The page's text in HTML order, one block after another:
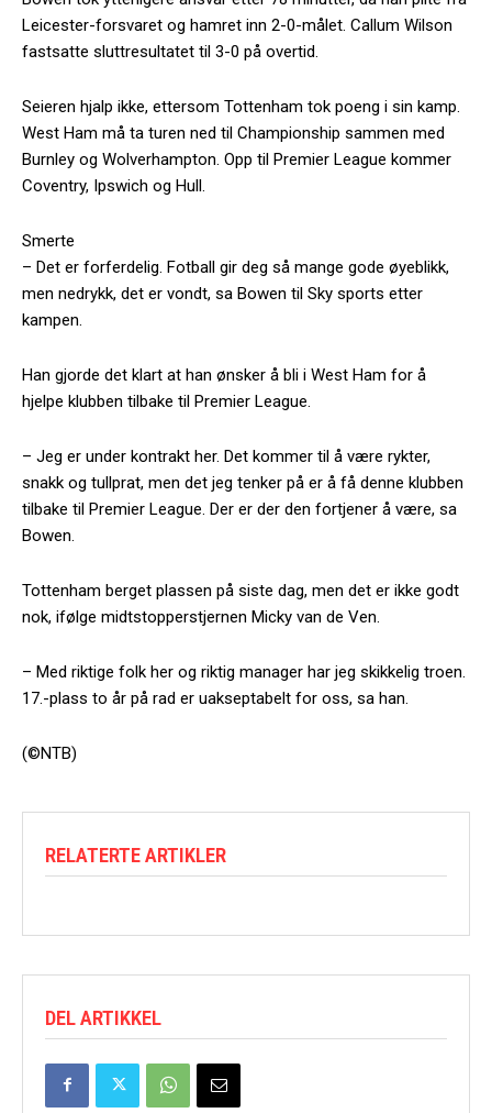
Leicester-forsvaret og hamret inn 2-0-målet. Callum Wilson
fastsatte sluttresultatet til 3-0 på overtid.
Seieren hjalp ikke, ettersom Tottenham tok poeng i sin kamp.
West Ham må ta turen ned til Championship sammen med
Burnley og Wolverhampton. Opp til Premier League kommer
Coventry, Ipswich og Hull.
Smerte
– Det er forferdelig. Fotball gir deg så mange gode øyeblikk,
men nedrykk, det er vondt, sa Bowen til Sky sports etter
kampen.
Han gjorde det klart at han ønsker å bli i West Ham for å
hjelpe klubben tilbake til Premier League.
– Jeg er under kontrakt her. Det kommer til å være rykter,
snakk og tullprat, men det jeg tenker på er å få denne klubben
tilbake til Premier League. Der er der den fortjener å være, sa
Bowen.
Tottenham berget plassen på siste dag, men det er ikke godt
nok, ifølge midtstopperstjernen Micky van de Ven.
– Med riktige folk her og riktig manager har jeg skikkelig troen.
17.-plass to år på rad er uakseptabelt for oss, sa han.
(©NTB)
RELATERTE ARTIKLER
DEL ARTIKKEL